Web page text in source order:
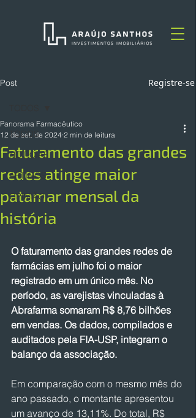
Post Registre-se
TODOS
NOTÍCIAS
ARTIGOS
OPINIÃO
Faturamento das grandes
redes atinge maior
patamar mensal da
história
Panorama Farmacêutico
12 de set. de 2024 2 min de leitura
O faturamento das grandes redes de
farmácias em julho foi o maior
registrado em um único mês. No
período, as varejistas vinculadas à
Abrafarma somaram R$ 8,76 bilhões
em vendas. Os dados, compilados e
auditados pela FIA-USP, integram o
balanço da associação.
Em comparação com o mesmo mês do
ano passado, o montante apresentou
um avanço de 13,11%. Do total, R$